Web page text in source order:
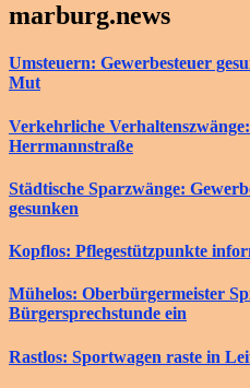
marburg.news
Umsteuern: Gewerbesteuer
Mut
Verkehrliche
Herrmannstraße
Städtische Sparzwänge:
gesunken
Kopflos: Pflegestützpunkte
Mühelos: Oberbürgermeister
Bürgersprechstunde ein
Rastlos: Sportwagen raste in